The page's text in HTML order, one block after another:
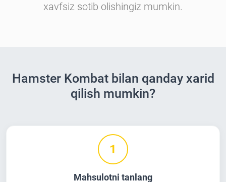
xavfsiz sotib olishingiz mumkin.
Hamster Kombat bilan qanday xarid
qilish mumkin?
1
Mahsulotni tanlang